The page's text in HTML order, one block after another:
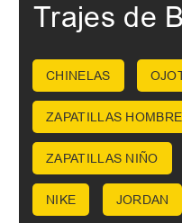
Trajes de
CHINELAS
ZAPATILLAS HOMBRE
ZAPATILLAS NIÑO
NIKE JORDAN